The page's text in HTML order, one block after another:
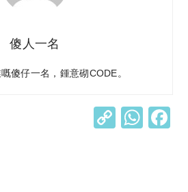
傻人一名
傻仔一名，鍾意砌CODE。
C W